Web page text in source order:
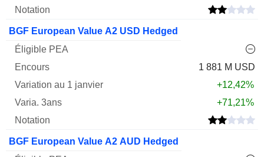
BGF European Value A2 USD Hedged
1 881 M USD
+12,42%
+71,21%
BGF European Value A2 AUD Hedged